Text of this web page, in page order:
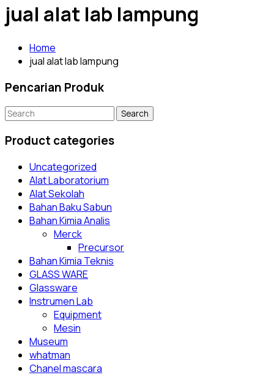
jual alat lab lampung
Home
jual alat lab lampung
Pencarian Produk
Search
Product categories
Uncategorized
Alat Laboratorium
Alat Sekolah
Bahan Baku Sabun
Bahan Kimia Analis
Merck
Precursor
Bahan Kimia Teknis
GLASS WARE
Glassware
Instrumen Lab
Equipment
Mesin
Museum
whatman
Chanel mascara